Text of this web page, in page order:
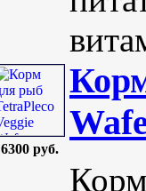
6300 руб.